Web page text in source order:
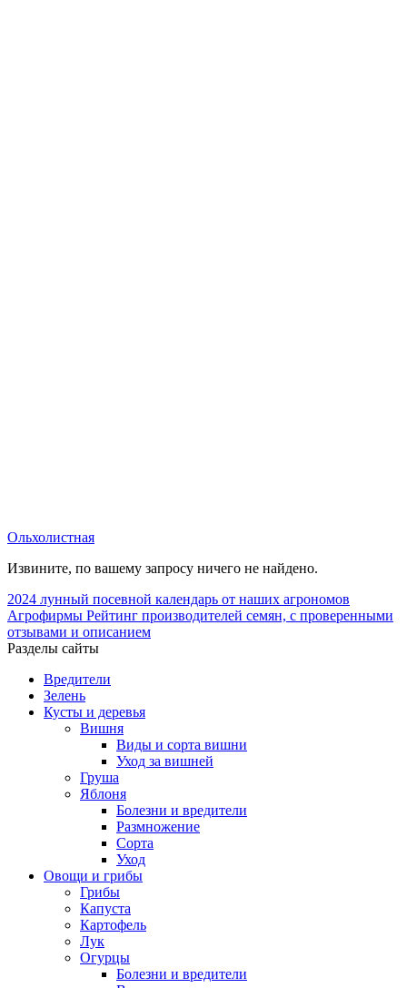
Ольхолистная
Извините, по вашему запросу ничего не найдено.
2024 лунный посевной календарь от наших агрономов
Агрофирмы Рейтинг производителей семян, с проверенными
отзывами и описанием
Разделы сайты
Вредители
Зелень
Кусты и деревья
Вишня
Виды и сорта вишни
Уход за вишней
Груша
Яблоня
Болезни и вредители
Размножение
Сорта
Уход
Овощи и грибы
Грибы
Капуста
Картофель
Лук
Огурцы
Болезни и вредители